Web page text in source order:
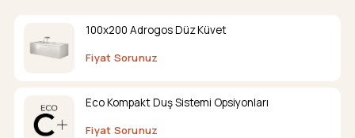
100x200 Adrogos Düz Küvet
Fiyat Sorunuz
Eco Kompakt Duş Sistemi Opsiyonları
Fiyat Sorunuz